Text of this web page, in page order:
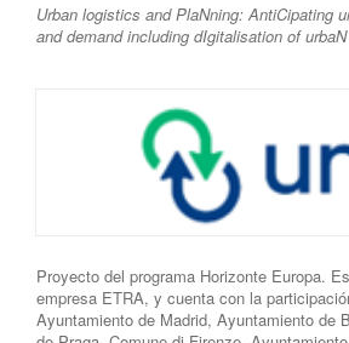
Urban logistics and PlaNning: AntiCipating
and demand including dIgitalisation of
Proyecto del programa Horizonte Europa.
empresa ETRA, y cuenta con la
Ayuntamiento de Madrid, Ayuntamiento de